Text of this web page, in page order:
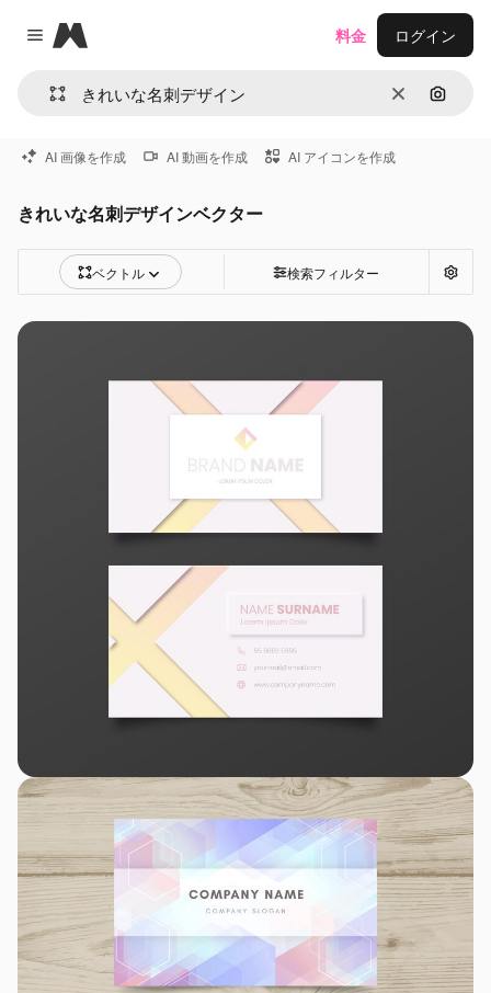
Close menu
Magnific
消去 画像で
料金 ログイン
AI 画像を作成 AI 動画を作成 AI アイコンを作成
きれいな名刺デザインベクター
ベクトル 検索フィルター